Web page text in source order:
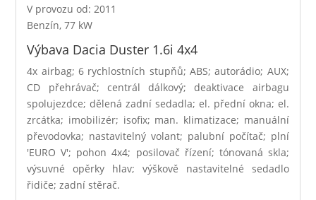
V provozu od: 2011
Benzín, 77 kW
Výbava Dacia Duster 1.6i 4x4
4x airbag; 6 rychlostních stupňů; ABS; autorádio; AUX;
CD přehrávač; centrál dálkový; deaktivace airbagu
spolujezdce; dělená zadní sedadla; el. přední okna; el.
zrcátka; imobilizér; isofix; man. klimatizace; manuální
převodovka; nastavitelný volant; palubní počítač; plní
'EURO V'; pohon 4x4; posilovač řízení; tónovaná skla;
výsuvné opěrky hlav; výškově nastavitelné sedadlo
řidiče; zadní stěrač.